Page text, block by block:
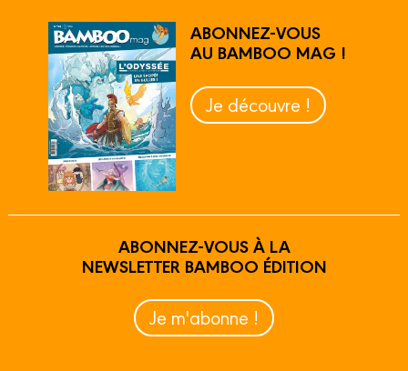
ABONNEZ-VOUS
AU BAMBOO MAG !
Je découvre !
ABONNEZ-VOUS À LA
NEWSLETTER BAMBOO ÉDITION
Je m'abonne !